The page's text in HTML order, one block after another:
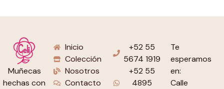
Muñecas
hechas con
Inicio
Colección
Nosotros
Contacto
+52 55
5674 1919
+52 55
4895
Te
esperamos
en:
Calle